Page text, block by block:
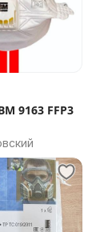
9163 FFP3